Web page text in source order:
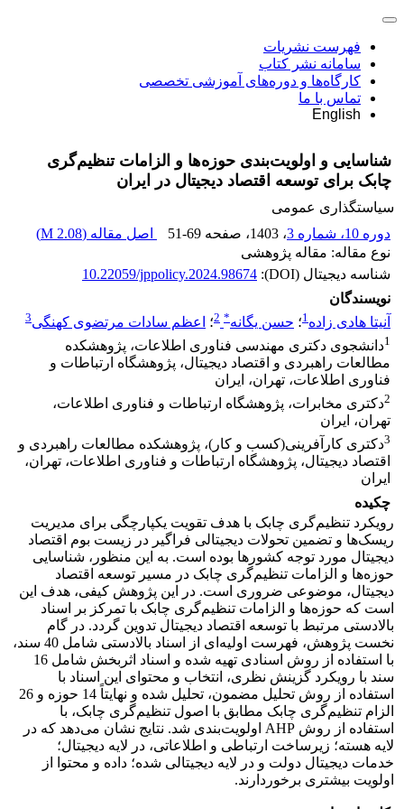
فهرست نشریات
سامانه نشر کتاب
کارگاه‌ها و دوره‌های آموزشی تخصصی
تماس با ما
English
شناسایی و اولویت‌بندی حوزه‌ها و الزامات تنظیم‌گری
چابک برای توسعه اقتصاد دیجیتال در ایران
سیاستگذاری عمومی
دوره 10، شماره 3
، 1403 ، صفحه 51-69 اصل مقاله (2.08 M
)
نوع مقاله: مقاله پژوهشی
شناسه دیجیتال (DOI):
10.22059/jppolicy.2024.98674
نویسندگان
آنیتا هادی زاده1؛ حسن یگانه*
2؛ اعظم سادات مرتضوی کهنگی3
1دانشجوی دکتری مهندسی فناوری اطلاعات، پژوهشکده
مطالعات راهبردی و اقتصاد دیجیتال، پژوهشگاه ارتباطات و
فناوری اطلاعات، تهران، ایران
2دکتری مخابرات، پژوهشگاه ارتباطات و فناوری اطلاعات،
تهران، ایران
3دکتری کارآفرینی(کسب و کار)، پژوهشکده مطالعات راهبردی و
اقتصاد دیجیتال، پژوهشگاه ارتباطات و فناوری اطلاعات، تهران،
ایران
چکیده
رویکرد تنظیم‌گری چابک با هدف تقویت یکپارچگی برای مدیریت
ریسک‌ها و تضمین تحولات دیجیتالی فراگیر در زیست بوم اقتصاد
دیجیتال مورد توجه کشورها بوده است. به این منظور، شناسایی
حوزه‌ها و الزامات تنظیم‌گری چابک در مسیر توسعه اقتصاد
دیجیتال، موضوعی ضروری است. در این پژوهش کیفی، هدف این
است که حوزه‌ها و الزامات تنظیم‌گری چابک با تمرکز بر اسناد
بالادستی مرتبط با توسعه اقتصاد دیجیتال تدوین گردد. در گام
نخست پژوهش، فهرست اولیه‌ای از اسناد بالادستی شامل 40 سند،
با استفاده از روش اسنادی تهیه شده و اسناد اثربخش شامل 16
سند با رویکرد گزینش نظری، انتخاب و محتوای این اسناد با
استفاده از روش تحلیل مضمون، تحلیل شده و نهایتاً 14 حوزه و 26
الزام تنظیم‌گری چابک مطابق با اصول تنظیم‌گری چابک، با
استفاده از روش AHP اولویت‌بندی شد. نتایج نشان می‌دهد که در
لایه هسته؛ زیرساخت ارتباطی و اطلاعاتی، در لایه دیجیتال؛
خدمات دیجیتال دولت و در لایه دیجیتالی شده؛ داده و محتوا از
اولویت بیشتری برخوردارند.